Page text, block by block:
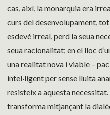
cas, així, la monarquia era
curs del desenvolupament,
esdevé irreal, perd la seua
seua racionalitat; en el lloc
una realitat nova i viable –
intel·ligent per sense lluita
resisteix a aquesta
transforma mitjançant la